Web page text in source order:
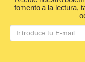
fomento a la lectura,